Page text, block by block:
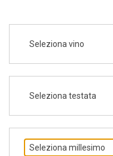
Seleziona vino
Seleziona testata
Seleziona millesimo